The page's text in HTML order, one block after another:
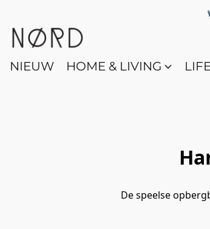
NIEUW HOME & LIVING
De speelse